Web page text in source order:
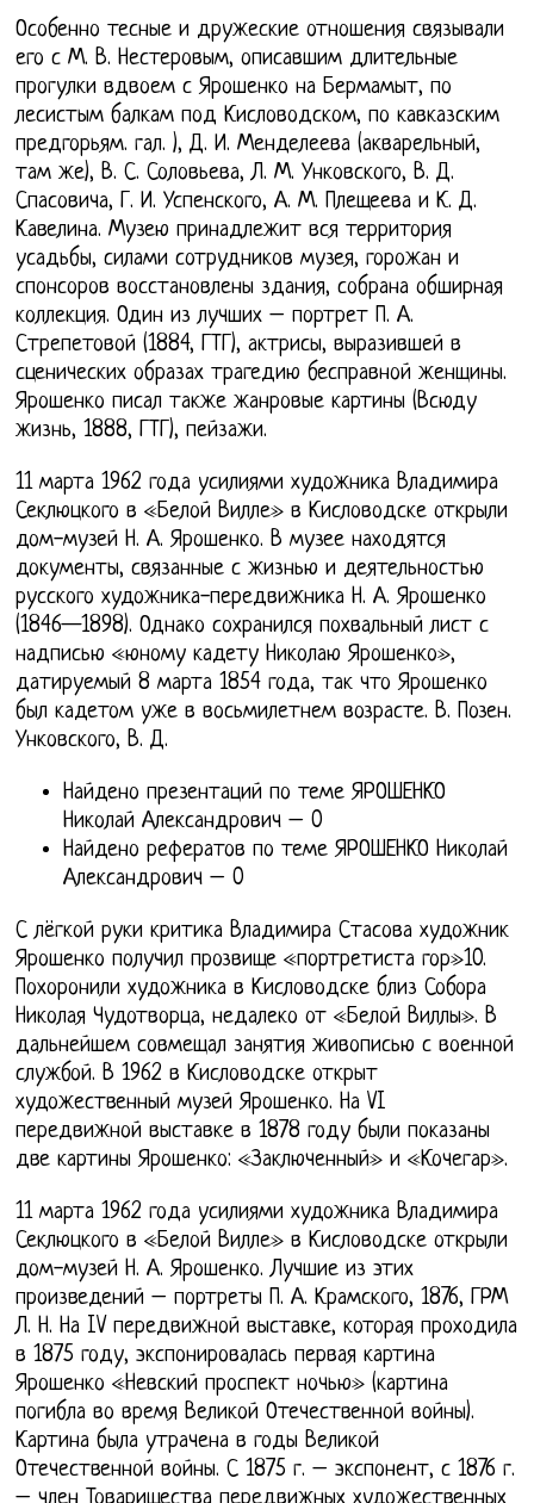
Особенно тесные и дружеские отношения связывали
его с М. В. Нестеровым, описавшим длительные
прогулки вдвоем с Ярошенко на Бермамыт, по
лесистым балкам под Кисловодском, по кавказским
предгорьям. гал. ), Д. И. Менделеева (акварельный,
там же), В. С. Соловьева, Л. М. Унковского, В. Д.
Спасовича, Г. И. Успенского, А. М. Плещеева и К. Д.
Кавелина. Музею принадлежит вся территория
усадьбы, силами сотрудников музея, горожан и
спонсоров восстановлены здания, собрана обширная
коллекция. Один из лучших – портрет П. А.
Стрепетовой (1884, ГТГ), актрисы, выразившей в
сценических образах трагедию бесправной женщины.
Ярошенко писал также жанровые картины (Всюду
жизнь, 1888, ГТГ), пейзажи.
11 марта 1962 года усилиями художника Владимира
Секлюцкого в «Белой Вилле» в Кисловодске открыли
дом-музей Н. А. Ярошенко. В музее находятся
документы, связанные с жизнью и деятельностью
русского художника-передвижника Н. А. Ярошенко
(1846—1898). Однако сохранился похвальный лист с
надписью «юному кадету Николаю Ярошенко»,
датируемый 8 марта 1854 года, так что Ярошенко
был кадетом уже в восьмилетнем возрасте. В. Позен.
Унковского, В. Д.
Найдено презентаций по теме ЯРОШЕНКО
Николай Александрович – 0
Найдено рефератов по теме ЯРОШЕНКО Николай
Александрович – 0
С лёгкой руки критика Владимира Стасова художник
Ярошенко получил прозвище «портретиста гор»10.
Похоронили художника в Кисловодске близ Собора
Николая Чудотворца, недалеко от «Белой Виллы». В
дальнейшем совмещал занятия живописью с военной
службой. В 1962 в Кисловодске открыт
художественный музей Ярошенко. На VI
передвижной выставке в 1878 году были показаны
две картины Ярошенко: «Заключенный» и «Кочегар».
11 марта 1962 года усилиями художника Владимира
Секлюцкого в «Белой Вилле» в Кисловодске открыли
дом-музей Н. А. Ярошенко. Лучшие из этих
произведений – портреты П. А. Крамского, 1876, ГРМ
Л. Н. На IV передвижной выставке, которая проходила
в 1875 году, экспонировалась первая картина
Ярошенко «Невский проспект ночью» (картина
погибла во время Великой Отечественной войны).
Картина была утрачена в годы Великой
Отечественной войны. С 1875 г. – экспонент, с 1876 г.